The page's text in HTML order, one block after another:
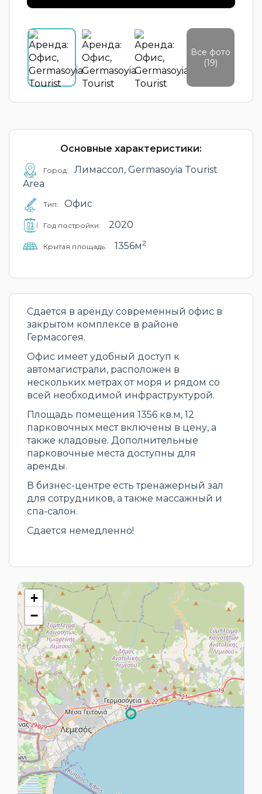
Все фото
(19)
Основные характеристики:
Город:
Лимассол, Germasoyia Tourist
Area
Тип: Офис
Год постройки: 2020
Крытая площадь: 1356м2
Сдается в аренду современный офис в
закрытом комплексе в районе
Гермасогея.
Офис имеет удобный доступ к
автомагистрали, расположен в
нескольких метрах от моря и рядом со
всей необходимой инфраструктурой.
Площадь помещения 1356 кв.м, 12
парковочных мест включены в цену, а
также кладовые. Дополнительные
парковочные места доступны для
аренды.
В бизнес-центре есть тренажерный зал
для сотрудников, а также массажный и
спа-салон.
Сдается немедленно!
+
−